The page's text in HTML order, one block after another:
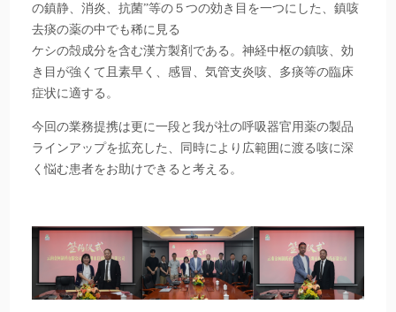
の鎮静、消炎、抗菌”等の５つの効き目を一つにした、鎮咳
去痰の薬の中でも稀に見る
ケシの殻成分を含む漢方製剤である。神経中枢の鎮咳、効
き目が強くて且素早く、感冒、気管支炎咳、多痰等の臨床
症状に適する。
今回の業務提携は更に一段と我が社の呼吸器官用薬の製品
ラインアップを拡充した、同時により広範囲に渡る咳に深
く悩む患者をお助けできると考える。